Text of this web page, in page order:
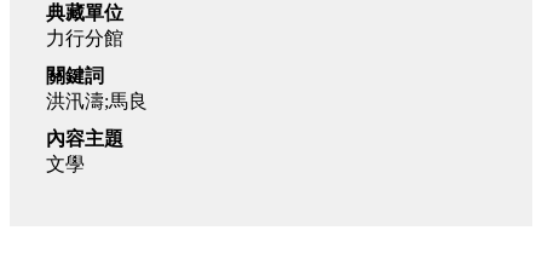
典藏單位
力行分館
關鍵詞
洪汛濤;馬良
內容主題
文學